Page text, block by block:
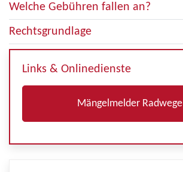
Welche Gebühren fallen an?
Rechtsgrundlage
Links & Onlinedienste
Mängelmelder Radwege